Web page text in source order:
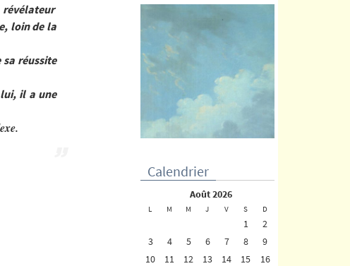
révélateur
loin de la
réussite
il a une
Calendrier
août 2026
L M M J V S D
1
2
3
4 5 6 7 8
9
10
11 12 13 14 15
16